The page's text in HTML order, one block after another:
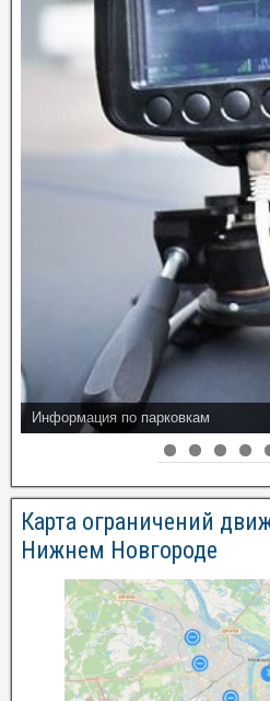
Информация по парковкам
Карта ограничений
Нижнем Новгороде